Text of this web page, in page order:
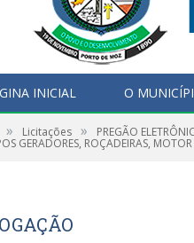
INICIAL O
» Licitações » PREGÃO
GERADORES, ROÇADEIRAS,